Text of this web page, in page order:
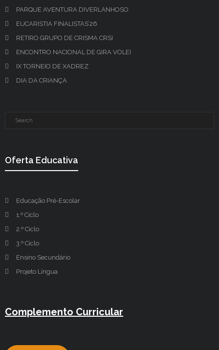
PARQUE AVENTURA DIVERLANHOSO
EUCARISTIA FINALISTAS’26
RETIRO GRUPO DE CRISMA CRSI
ENCONTRO NACIONAL DE GIRA VOLEI
IX TORNEIO DE XADREZ
DIA DA CRIANÇA
Oferta Educativa
Educação Pré-Escolar
1.º Ciclo
2.º Ciclo
3.º Ciclo
Ensino Secundário
Projeto Língua
Complemento Curricular